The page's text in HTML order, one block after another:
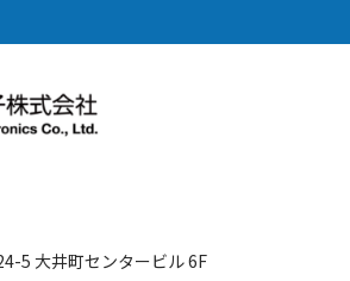
5 大井町センタービル 6F